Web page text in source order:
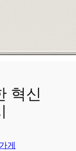
혁신
게